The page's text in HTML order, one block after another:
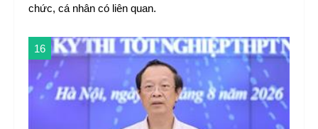
chức, cá nhân có liên quan.
16